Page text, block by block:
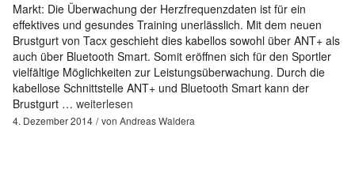
Markt: Die Überwachung der Herzfrequenzdaten ist für ein
effektives und gesundes Training unerlässlich. Mit dem neuen
Brustgurt von Tacx geschieht dies kabellos sowohl über ANT+ als
auch über Bluetooth Smart. Somit eröffnen sich für den Sportler
vielfältige Möglichkeiten zur Leistungsüberwachung. Durch die
kabellose Schnittstelle ANT+ und Bluetooth Smart kann der
Brustgurt … weiterlesen
4. Dezember 2014 von Andreas Waldera